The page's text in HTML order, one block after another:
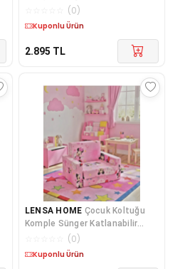
Yataklı Minder Yatak (0-4 YAŞ)
SİYAH KİLİM DESEN
(0)
Kargo Bedava
2.895 TL
LENSA HOME Çocuk Koltuğu
Komple Sünger Katlanabilir
Yataklı Minder Yatak (0-4 YAŞ)
PEMBE FARE FİGÜRLÜ
(0)
Kargo Bedava